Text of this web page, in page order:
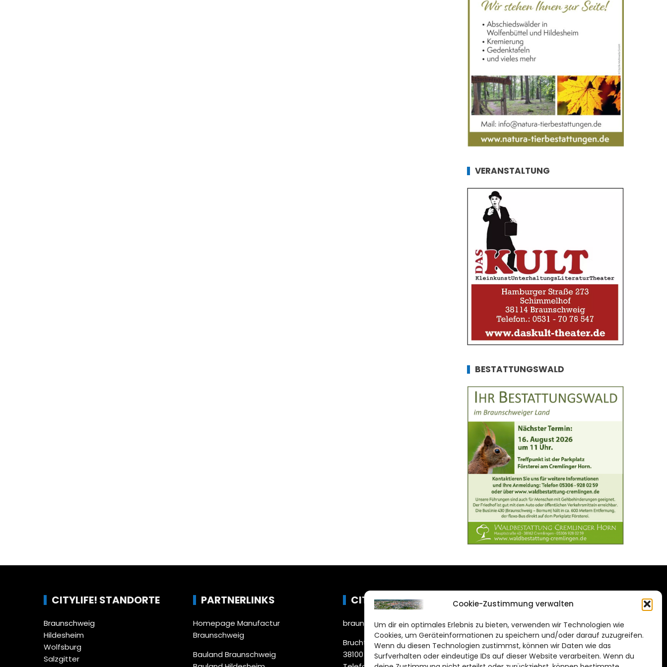
Cookie-Zustimmung verwalten
Um dir ein optimales Erlebnis zu bieten, verwenden wir Technologien wie
Cookies, um Geräteinformationen zu speichern und/oder darauf zuzugreifen.
Wenn du diesen Technologien zustimmst, können wir Daten wie das
Surfverhalten oder eindeutige IDs auf dieser Website verarbeiten. Wenn du
VERANSTALTUNG
BESTATTUNGSWALD
CITYLIFE! STANDORTE
Braunschweig
Hildesheim
Wolfsburg
Salzgitter
PARTNERLINKS
Homepage Manufactur
Braunschweig
Bauland Braunschweig
CITYLIFE!
braunschweig@citylifemedien.de
Bruchtorwall 12
38100 Braunschweig
DAS STADTMAGAZIN
FÜR BRAUNSCHWEIG
Impressum
Datenschutzerklärung
Cookie Richtlinie